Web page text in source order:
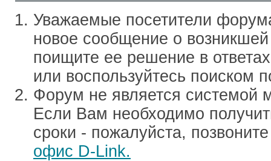
Уважаемые посетители
новое сообщение о
поищите ее решение в
или воспользуйтесь поиском
Форум не является системой
Если Вам необходимо
сроки - пожалуйста,
офис D-Link.